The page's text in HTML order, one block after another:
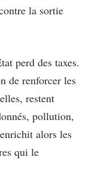
la sortie
perd des taxes.
de renforcer les
restent
pollution,
alors les
qui le